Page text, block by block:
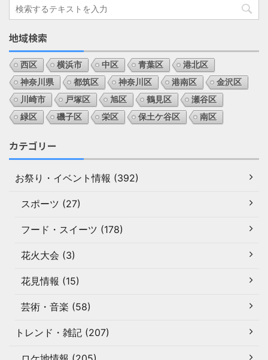
地域検索
西区 横浜市 中区 青葉区
港北区
神奈川県
都筑区 神奈川区 港南区
金沢区
川崎市
戸塚区 旭区 鶴見区
瀬谷区
緑区
磯子区 栄区 保土ケ谷区 南区
カテゴリー
お祭り・イベント情報 (392)
スポーツ (27)
フード・スイーツ (178)
花火大会 (3)
花見情報 (15)
芸術・音楽 (58)
トレンド・雑記 (207)